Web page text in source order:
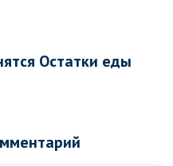
Остатки еды